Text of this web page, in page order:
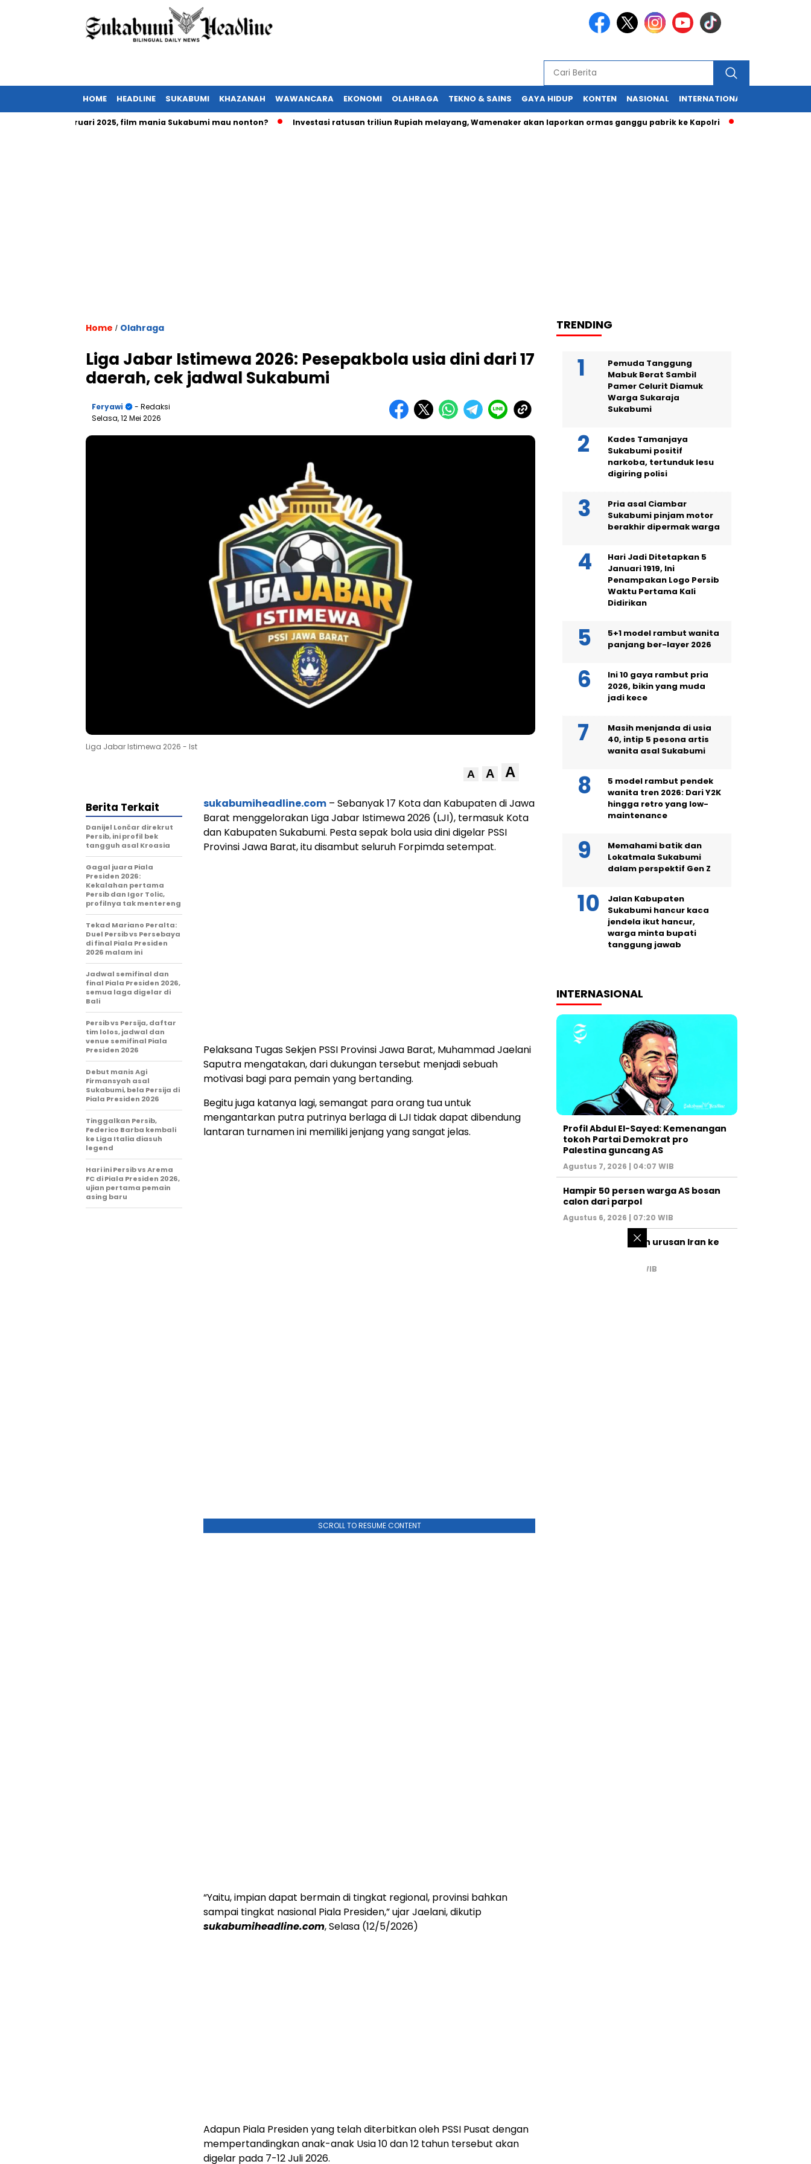
HOME HEADLINE SUKABUMI KHAZANAH WAWANCARA EKONOMI OLAHRAGA TEKNO & SAINS GAYA HIDUP KONTEN NASIONAL INTERNATIONAL
Februari 2025, film mania Sukabumi mau nonton? Investasi ratusan triliun Rupiah melayang, Wamenaker akan laporkan ormas ganggu pabrik ke Kapolri Cabup dan Cawali
Home / Olahraga
Liga Jabar Istimewa 2026: Pesepakbola usia dini dari 17
daerah, cek jadwal Sukabumi
Feryawi
- Redaksi
Selasa, 12 Mei 2026
Liga Jabar Istimewa 2026 - Ist
A A A
sukabumiheadline.com – Sebanyak 17 Kota dan Kabupaten di Jawa
Barat menggelorakan Liga Jabar Istimewa 2026 (LJI), termasuk Kota
dan Kabupaten Sukabumi. Pesta sepak bola usia dini digelar PSSI
Provinsi Jawa Barat, itu disambut seluruh Forpimda setempat.
Pelaksana Tugas Sekjen PSSI Provinsi Jawa Barat, Muhammad Jaelani
Saputra mengatakan, dari dukungan tersebut menjadi sebuah
motivasi bagi para pemain yang bertanding.
Begitu juga katanya lagi, semangat para orang tua untuk
mengantarkan putra putrinya berlaga di LJI tidak dapat dibendung
lantaran turnamen ini memiliki jenjang yang sangat jelas.
SCROLL TO RESUME CONTENT
“Yaitu, impian dapat bermain di tingkat regional, provinsi bahkan
sampai tingkat nasional Piala Presiden,” ujar Jaelani, dikutip
sukabumiheadline.com, Selasa (12/5/2026)
Adapun Piala Presiden yang telah diterbitkan oleh PSSI Pusat dengan
mempertandingkan anak-anak Usia 10 dan 12 tahun tersebut akan
digelar pada 7-12 Juli 2026.
Berita Terkait
Danijel Lončar direkrut
Persib, ini profil bek
tangguh asal Kroasia
Gagal juara Piala
Presiden 2026:
Kekalahan pertama
Persib dan Igor Tolic,
profilnya tak mentereng
Tekad Mariano Peralta:
Duel Persib vs Persebaya
di final Piala Presiden
2026 malam ini
Jadwal semifinal dan
final Piala Presiden 2026,
semua laga digelar di
Bali
Persib vs Persija, daftar
tim lolos, jadwal dan
venue semifinal Piala
Presiden 2026
Debut manis Agi
Firmansyah asal
Sukabumi, bela Persija di
Piala Presiden 2026
Tinggalkan Persib,
Federico Barba kembali
ke Liga Italia diasuh
legend
Hari ini Persib vs Arema
FC di Piala Presiden 2026,
ujian pertama pemain
asing baru
TRENDING
Pemuda Tanggung
Mabuk Berat Sambil
Pamer Celurit Diamuk
Warga Sukaraja
Sukabumi
Kades Tamanjaya
Sukabumi positif
narkoba, tertunduk lesu
digiring polisi
Pria asal Ciambar
Sukabumi pinjam motor
berakhir dipermak warga
Hari Jadi Ditetapkan 5
Januari 1919, Ini
Penampakan Logo Persib
Waktu Pertama Kali
Didirikan
5+1 model rambut wanita
panjang ber-layer 2026
Ini 10 gaya rambut pria
2026, bikin yang muda
jadi kece
Masih menjanda di usia
40, intip 5 pesona artis
wanita asal Sukabumi
5 model rambut pendek
wanita tren 2026: Dari Y2K
hingga retro yang low-
maintenance
Memahami batik dan
Lokatmala Sukabumi
dalam perspektif Gen Z
Jalan Kabupaten
Sukabumi hancur kaca
jendela ikut hancur,
warga minta bupati
tanggung jawab
INTERNASIONAL
Profil Abdul El-Sayed: Kemenangan
tokoh Partai Demokrat pro
Palestina guncang AS
Agustus 7, 2026 | 04:07 WIB
Hampir 50 persen warga AS bosan
calon dari parpol
Agustus 6, 2026 | 07:20 WIB
PM Israel serahkan urusan Iran ke
Juli 31, 2026 | 02:47 WIB